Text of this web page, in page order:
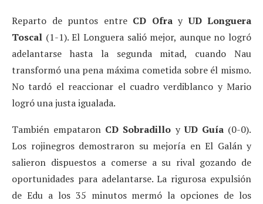
Reparto de puntos entre CD OfrayUD Longuera
Toscal (1-1). El Longuera salió mejor, aunque no logró
adelantarse hasta la segunda mitad, cuando Nau
transformó una pena máxima cometida sobre él mismo.
No tardó el reaccionar el cuadro verdiblanco y Mario
logró una justa igualada.
También empataron CD Sobradillo yUD Guía(0-0).
Los rojinegros demostraron su mejoría en El Galán y
salieron dispuestos a comerse a su rival gozando de
oportunidades para adelantarse. La rigurosa expulsión
de Edu a los 35 minutos mermó la opciones de los